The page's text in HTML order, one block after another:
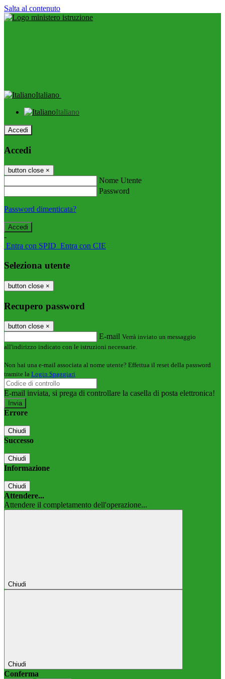
Salta al contenuto
Italiano
Italiano
Accedi
Accedi
button close ×
Nome Utente
Password
Password dimenticata?
-
Entra con SPID Entra con CIE
Seleziona utente
button close ×
Recupero password
button close ×
E-mail Verrà inviato un messaggio
all'indirizzo indicato con le istruzioni necessarie.
Non hai una e-mail associata al nome utente? Effettua il reset della password
tramite la Login Spaggiari
E-mail inviata, si prega di controllare la casella di posta elettronica!
Errore
Chiudi
Successo
Chiudi
Informazione
Chiudi
Attendere...
Attendere il completamento dell'operazione...
Chiudi
Chiudi
Conferma